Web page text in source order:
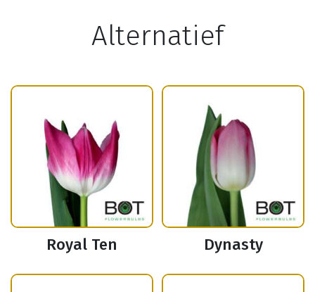
Alternatief
Royal Ten Dynasty